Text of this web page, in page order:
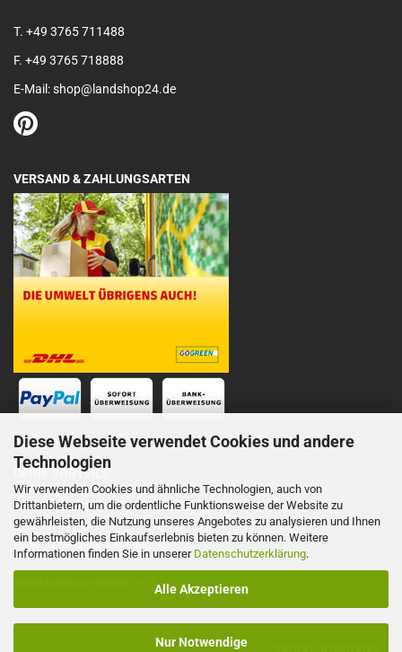
Diese Webseite verwendet Cookies und andere
Technologien
Wir verwenden Cookies und ähnliche Technologien, auch von
Drittanbietern, um die ordentliche Funktionsweise der Website zu
gewährleisten, die Nutzung unseres Angebotes zu analysieren und Ihnen
ein bestmögliches Einkaufserlebnis bieten zu können. Weitere
Informationen finden Sie in unserer Datenschutzerklärung.
Alle Akzeptieren
Nur Notwendige
T. +49 3765 711488
F. +49 3765 718888
E-Mail: shop@landshop24.de
VERSAND & ZAHLUNGSARTEN
DEINE VORTEILE
Schnelle Lieferung
Persönliche Telefonberatung